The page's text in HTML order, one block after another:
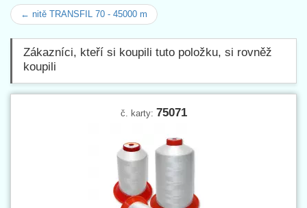
← nitě TRANSFIL 70 - 45000 m
Zákazníci, kteří si koupili tuto položku, si rovněž
koupili
č. karty: 75071